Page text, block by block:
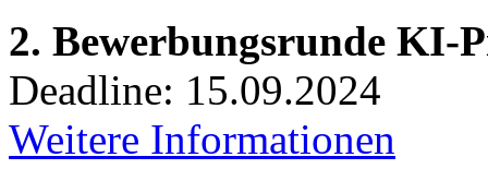
2. Bewerbungsrunde KI-
Deadline: 15.09.2024
Weitere Informationen